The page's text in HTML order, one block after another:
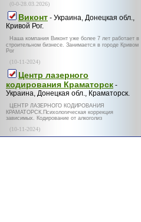
(0-0-28.03.2026)
Виконт - Украина, Донецкая обл.,
Кривой Рог.
Наша компания Виконт уже более 7 лет работает в
строительном бизнесе. Занимается в городе Кривом
Рог
(10-11-2024)
Центр лазерного
кодирования Краматорск -
Украина, Донецкая обл., Краматорск.
ЦЕНТР ЛАЗЕРНОГО КОДИРОВАНИЯ
КРАМАТОРСК.Психологическая коррекция
зависимых. Кодирование от алкоголиз
(10-11-2024)